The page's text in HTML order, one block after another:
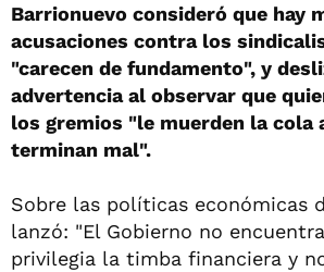
Barrionuevo consideró que hay
acusaciones contra los
"carecen de fundamento", y
advertencia al observar que
los gremios "le muerden la cola
terminan mal".
Sobre las políticas económicas
lanzó: "El Gobierno no
privilegia la timba financiera y